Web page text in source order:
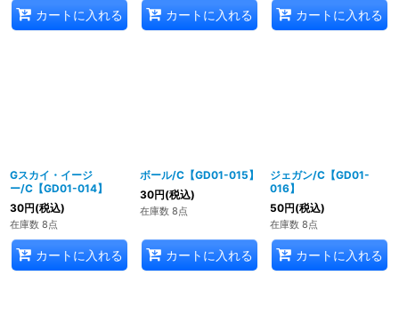
カートに入れる カートに入れる カートに入れる
Gスカイ・イージ
ー/C【GD01-014】
30円(税込)
在庫数 8点
カートに入れる
ボール/C【GD01-015】
30円(税込)
在庫数 8点
カートに入れる
ジェガン/C【GD01-
016】
50円(税込)
在庫数 8点
カートに入れる